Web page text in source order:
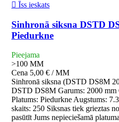
 Īss ieskats
Sinhronā siksna DSTD
Piedurkne
Pieejama
>100 MM
Cena 5,00 € / MM
Sinhronā siksna (DSTD DS8M
DSTD DS8M Garums: 2000 mm
Platums: Piedurkne Augstums:
skaits: 250 Siksnas tiek grieztas
pasūtīt Jums nepieciešamā